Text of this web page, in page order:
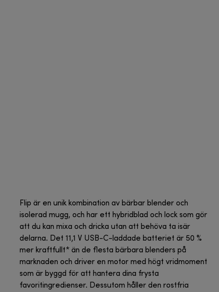
Flip är en unik kombination av bärbar blender och
isolerad mugg, och har ett hybridblad och lock som gör
att du kan mixa och dricka utan att behöva ta isär
delarna. Det 11,1 V USB-C-laddade batteriet är 50 %
mer kraftfullt* än de flesta bärbara blenders på
marknaden och driver en motor med högt vridmoment
som är byggd för att hantera dina frysta
favoritingredienser. Dessutom håller den rostfria